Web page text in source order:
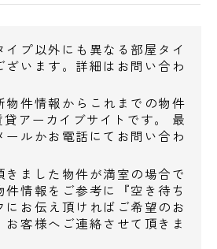
で299m
では都内デザイナーズマン
りますのでお気軽にご相談
プ以外にも異なる部屋タイ
ざいます。詳細はお問い合わ
件情報からこれまでの物件
アーカイブサイトです。 最
ールかお電話にてお問い合わ
ました物件が満室の場合で
件情報をご参考に『空き待ち
にお伝え頂ければご希望のお
お客様へご連絡させて頂きま
わせ
500-529